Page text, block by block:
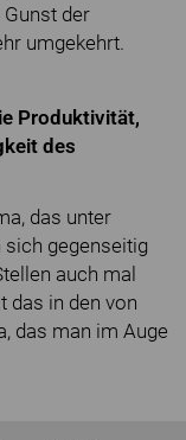
der
umgekehrt.
Produktivität,
des
das unter
sich gegenseitig
auch mal
das in den von
das man im Auge